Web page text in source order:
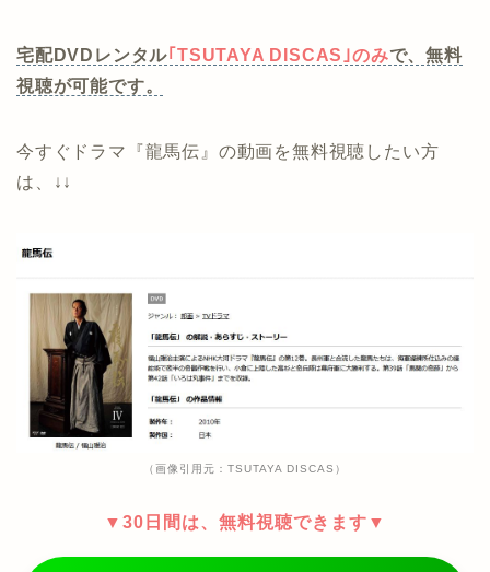
宅配DVDレンタル｢TSUTAYA DISCAS｣のみで、無料
視聴が可能です。
今すぐドラマ『龍馬伝』の動画を無料視聴したい方
は、↓↓
（画像引用元：TSUTAYA DISCAS）
▼30日間は、無料視聴できます▼